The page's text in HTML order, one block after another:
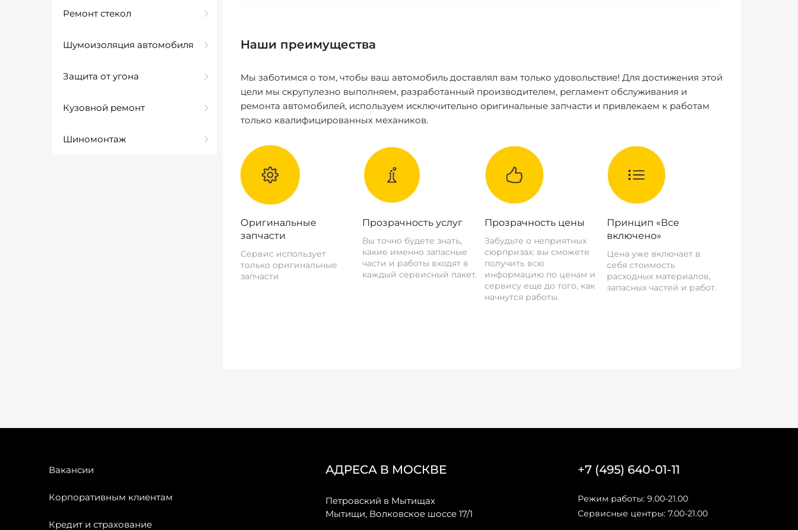
Ремонт стекол
Шумоизоляция автомобиля
Защита от угона
Кузовной ремонт
Шиномонтаж
Наши преимущества
Мы заботимся о том, чтобы ваш автомобиль доставлял вам только удовольствие! Для достижения этой
цели мы скрупулезно выполняем, разработанный производителем, регламент обслуживания и
ремонта автомобилей, используем исключительно оригинальные запчасти и привлекаем к работам
только квалифицированных механиков.
Оригинальные
запчасти
Сервис использует
только оригинальные
запчасти
Прозрачность услуг
Вы точно будете знать,
какие именно запасные
части и работы входят в
каждый сервисный пакет.
Прозрачность цены
Забудьте о неприятных
сюрпризах: вы сможете
получить всю
информацию по ценам и
сервису еще до того, как
начнутся работы.
Принцип «Все
включено»
Цена уже включает в
себя стоимость
расходных материалов,
запасных частей и работ.
Вакансии
Корпоративным клиентам
Кредит и страхование
АДРЕСА В МОСКВЕ
Петровский в Мытищах
Мытищи, Волковское шоссе 17/1
+7 (495) 640-01-11
Режим работы: 9.00-21.00
Сервисные центры: 7.00-21.00